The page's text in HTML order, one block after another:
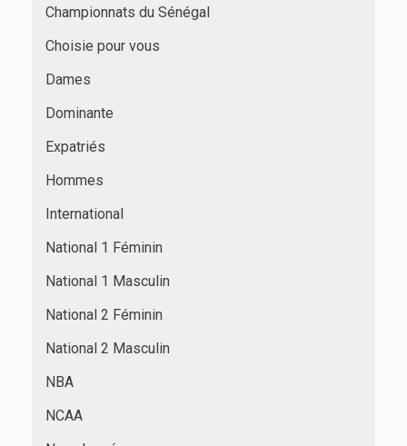
Championnats du Sénégal
Choisie pour vous
Dames
Dominante
Expatriés
Hommes
International
National 1 Féminin
National 1 Masculin
National 2 Féminin
National 2 Masculin
NBA
NCAA